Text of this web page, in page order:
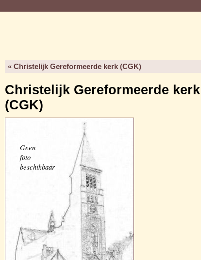
« Christelijk Gereformeerde kerk (CGK)
Christelijk Gereformeerde kerk
(CGK)
Geen
foto
beschikbaar